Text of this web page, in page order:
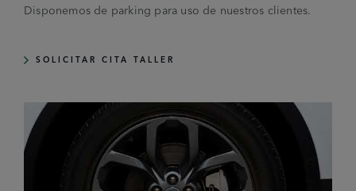
Disponemos de parking para uso de nuestros clientes.
SOLICITAR CITA TALLER